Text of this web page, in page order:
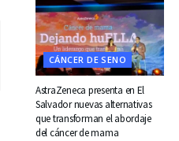
CÁNCER DE SENO
AstraZeneca presenta en El
Salvador nuevas alternativas
que transforman el abordaje
del cáncer de mama